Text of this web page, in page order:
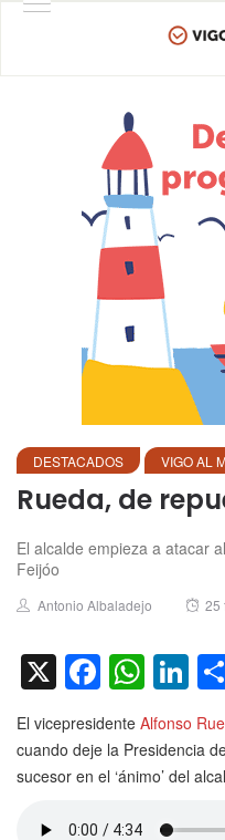
DESTACADOS VIGO AL
Rueda, de
El alcalde empieza a atacar
Feijóo
Author
Antonio Albaladejo 25
X
El vicepresidente Alfonso
cuando deje la Presidencia
sucesor en el ‘ánimo’ del